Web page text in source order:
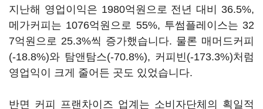
지난해 영업이익은 1980억원으로 전년 대비 36.5%,
메가커피는 1076억원으로 55%, 투썸플레이스는 32
7억원으로 25.3%씩 증가했습니다. 물론 매머드커피
(-18.8%)와 탐앤탐스(-70.8%), 커피빈(-173.3%)처럼
영업익이 크게 줄어든 곳도 있었습니다.
반면 커피 프랜차이즈 업계는 소비자단체의 획일적